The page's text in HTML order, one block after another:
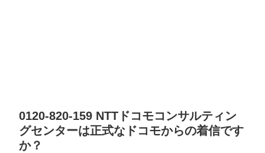
0120-820-159 NTTドコモコンサルティン
グセンターは正式なドコモからの着信です
か？